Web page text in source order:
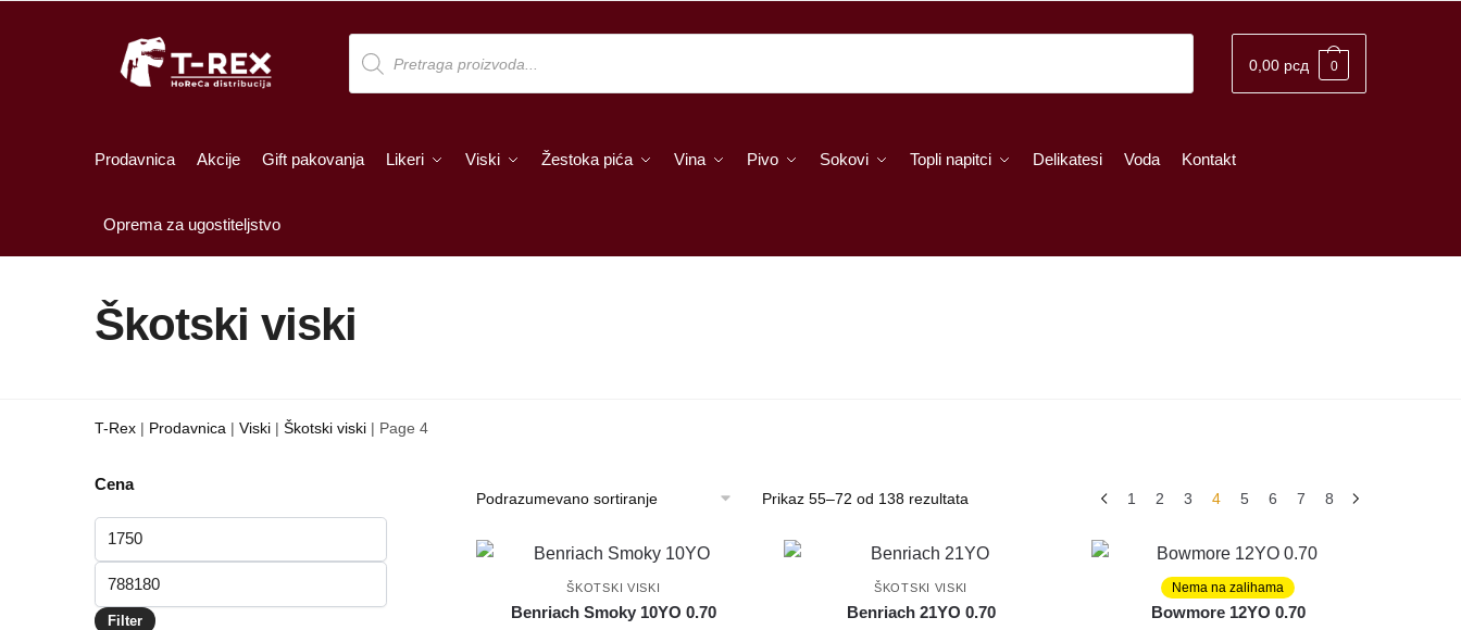
Products
search
0,00 рсд 0
Prodavnica Akcije Gift pakovanja Likeri Viski Žestoka pića Vina Pivo Sokovi Topli napitci Delikatesi Voda Kontakt
Oprema za ugostiteljstvo
Škotski viski
T-Rex | Prodavnica | Viski | Škotski viski | Page 4
Prikaz 55–72 od 138 rezultata 1 2 3 4 5 6 7 8
ŠKOTSKI VISKI
Benriach Smoky 10YO 0.70
ŠKOTSKI VISKI
Benriach 21YO 0.70
Nema na zalihama
ŠKOTSKI VISKI
Bowmore 12YO 0.70
Cena
Minimalna
cena
Maksimalna
cena
Filter